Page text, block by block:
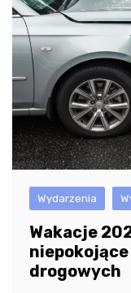
Wydarzenia
Wakacje
drogowych